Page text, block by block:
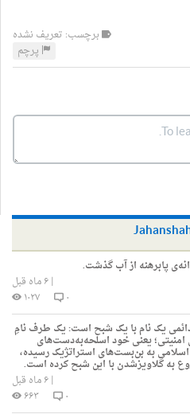
برچسب: تعریف نشده
پرچم
پابرهنه از آب گذشت.
|۶ ماه قبل
۰
۱۰۲۷
یک نام با یک شبح است: یک طرف نامِ
یعنی خود اسلحه‌به‌دست‌های
به بن‌بست‌های استراتژیک رسیده،
به گلاویزشدن با این شبح کرده است.
|۶ ماه قبل
۰
۶۶۳